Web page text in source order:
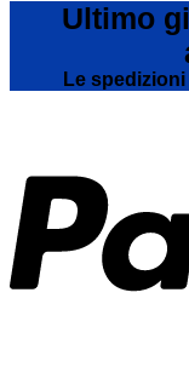
Ultimo
Le